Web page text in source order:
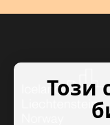
Този